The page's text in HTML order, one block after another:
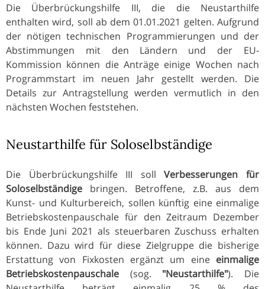
Die Überbrückungshilfe III, die die Neustarthilfe
enthalten wird, soll ab dem 01.01.2021 gelten. Aufgrund
der nötigen technischen Programmierungen und der
Abstimmungen mit den Ländern und der EU-
Kommission können die Anträge einige Wochen nach
Programmstart im neuen Jahr gestellt werden. Die
Details zur Antragstellung werden vermutlich in den
nächsten Wochen feststehen.
Neustarthilfe für Soloselbständige
Die Überbrückungshilfe III sollVerbesserungen für
Soloselbständige bringen. Betroffene, z.B. aus dem
Kunst- und Kulturbereich, sollen künftig eine einmalige
Betriebskostenpauschale für den Zeitraum Dezember
bis Ende Juni 2021 als steuerbaren Zuschuss erhalten
können. Dazu wird für diese Zielgruppe die bisherige
Erstattung von Fixkosten ergänzt um eine einmalige
Betriebskostenpauschale (sog. "Neustarthilfe"). Die